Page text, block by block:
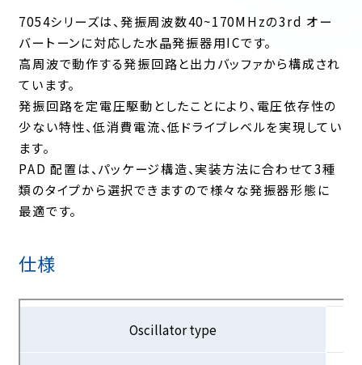
7054シリーズは、発振周波数40~170MHzの3rd オー
バートーンに対応した水晶発振器用ICです。
高周波で動作する発振回路と出力バッファから構成され
ています。
発振回路を定電圧駆動としたことにより、電圧依存性の
少ない特性、低消費電流、低ドライブレベルを実現してい
ます。
PAD 配置は、パッケージ構造、実装方法に合わせて3種
類のタイプから選択できますので様々な発振器形態に
最適です。
仕様
Oscillator type